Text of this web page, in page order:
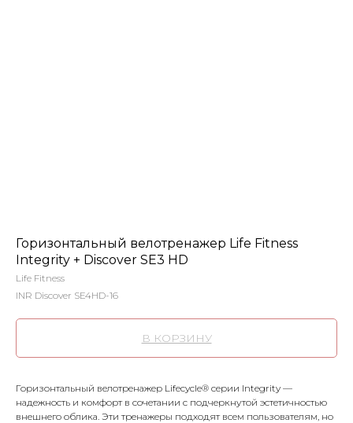
Горизонтальный велотренажер Life Fitness
Integrity + Discover SE3 HD
Life Fitness
INR Discover SE4HD-16
В КОРЗИНУ
Горизонтальный велотренажер Lifecycle® серии Integrity —
надежность и комфорт в сочетании с подчеркнутой эстетичностью
внешнего облика. Эти тренажеры подходят всем пользователям, но